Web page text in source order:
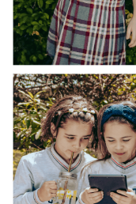
Ayuda Al Cliente
Contacto
¿Cómo Comprar?
Cambios y
¿Cómo Medirme?
Conocenos